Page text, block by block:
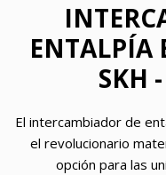
ENTALPÍA
SKH
El intercambiador de
el revolucionario
opción para las